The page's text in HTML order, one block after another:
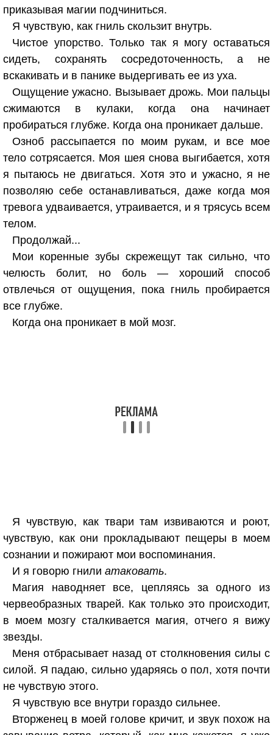
приказывая магии подчиниться.
Я чувствую, как гниль скользит внутрь.
Чистое упорство. Только так я могу оставаться
сидеть, сохранять сосредоточенность, а не
вскакивать и в панике выдергивать ее из уха.
Ощущение ужасно. Вызывает дрожь. Мои пальцы
сжимаются в кулаки, когда она начинает
пробираться глубже. Когда она проникает дальше.
Озноб рассыпается по моим рукам, и все мое
тело сотрясается. Моя шея снова выгибается, хотя
я пытаюсь не двигаться. Хотя это и ужасно, я не
позволяю себе останавливаться, даже когда моя
тревога удваивается, утраивается, и я трясусь всем
телом.
Продолжай...
Мои коренные зубы скрежещут так сильно, что
челюсть болит, но боль — хороший способ
отвлечься от ощущения, пока гниль пробирается
все глубже.
Когда она проникает в мой мозг.
Я чувствую, как твари там извиваются и роют,
чувствую, как они прокладывают пещеры в моем
сознании и пожирают мои воспоминания.
И я говорю гнили атаковать.
Магия наводняет все, цепляясь за одного из
червеобразных тварей. Как только это происходит,
в моем мозгу сталкивается магия, отчего я вижу
звезды.
Меня отбрасывает назад от столкновения силы с
силой. Я падаю, сильно ударяясь о пол, хотя почти
не чувствую этого.
Я чувствую все внутри гораздо сильнее.
Вторженец в моей голове кричит, и звук похож на